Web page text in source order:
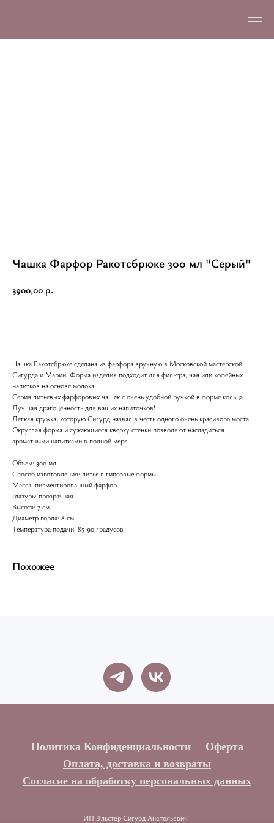
Чашка Фарфор Ракотсбрюке 300 мл "Серый"
3900,00 р.
Чашка Ракотсбрюке сделана из фарфора вручную в Московской мастерской
Сигурда и Марии. Форма изделия подходит для фильтра, чая или кофейных
напитков на основе молока.
Серия литьевых фарфоровых чашек с очень удобной ручкой в форме кольца.
Лучшая драгоценность для ваших напиточков!
Легкая кружка, которую Сигурд назвал в честь одного очень красивого моста.
Округлая форма и сужающиеся кверху стенки позволяют насладиться
ароматными напитками в полной мере.
Объем: 300 мл
Способ изготовления: литье в гипсовые формы
Масса: пигментированный фарфор
Глазурь: прозрачная
Высота: 7 см
Диаметр горла: 8 см
Температура подачи: 85-90 градусов
Похожее
Политика Конфиденциальности
Оферта
Оплата, доставка и возвраты
Согласие на обработку персональных данных
ИП Эльстер Сигурд Анатольевич